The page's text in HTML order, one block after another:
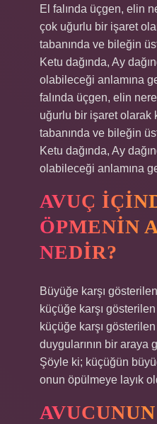
El falında üçgen, elin
çok uğurlu bir işaret
tabanında ve bileğin
Ketu dağında, Ay
olabileceği anlamına
falında üçgen, elin
uğurlu bir işaret olarak
tabanında ve bileğin
Ketu dağında, Ay
olabileceği anlamına
AVUÇ
ÖPMENIN
NEDIR?
Büyüğe karşı
küçüğe karşı
küçüğe karşı
duygularının bir araya
Şöyle ki; küçüğün
onun öpülmeye layık